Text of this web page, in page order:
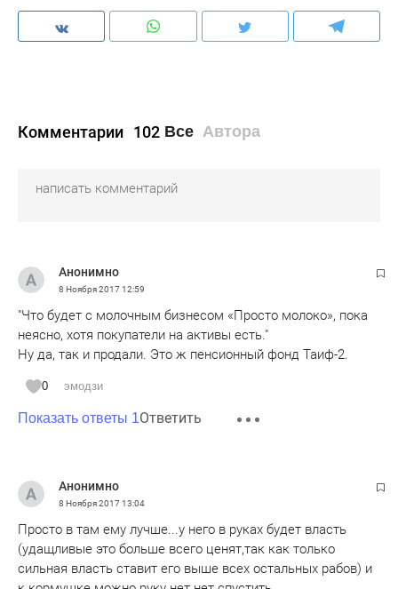
Комментарии 102 Все Автора
Анонимно
8 Ноября 201712:59
"Что будет с молочным бизнесом «Просто молоко», пока
неясно, хотя покупатели на активы есть."
Ну да, так и продали. Это ж пенсионный фонд Таиф-2.
0 эмодзи
Показать ответы 1Ответить
Анонимно
8 Ноября 201713:04
Просто в там ему лучше...у него в руках будет власть
(удащливые это больше всего ценят,так как только
сильная власть ставит его выше всех остальных рабов) и